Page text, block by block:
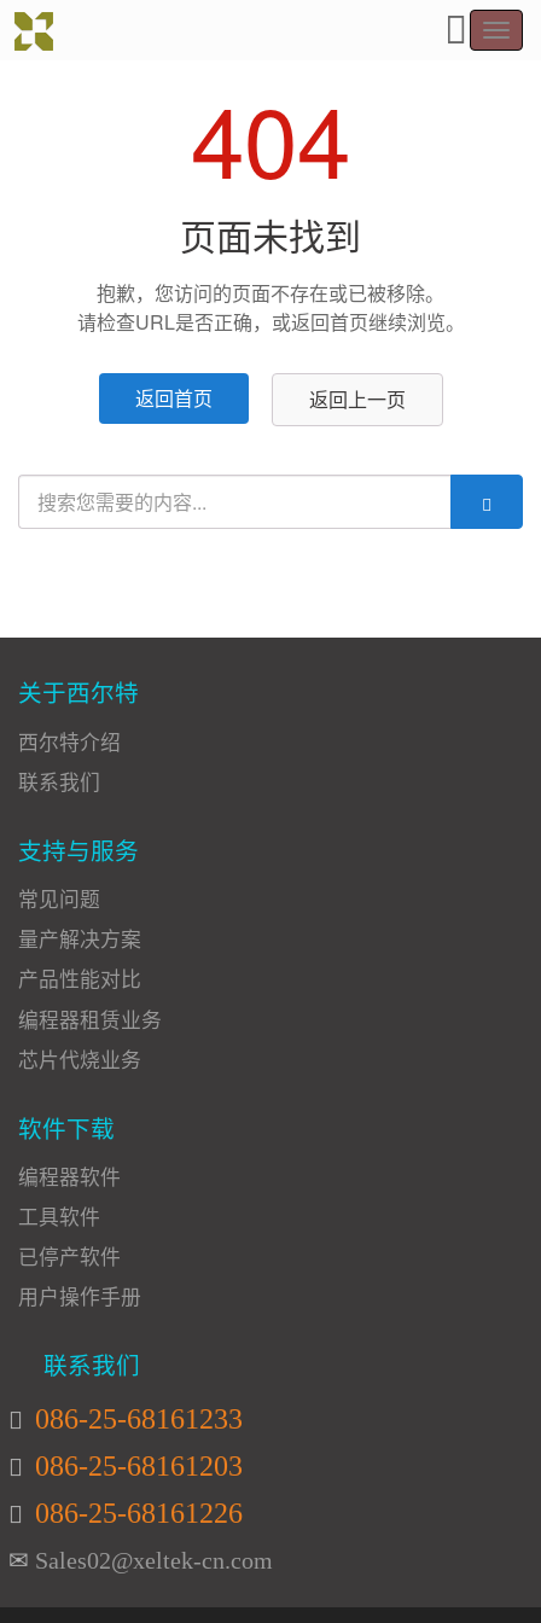
404
页面未找到
抱歉，您访问的页面不存在或已被移除。
请检查URL是否正确，或返回首页继续浏览。
返回首页 返回上一页
关于西尔特
西尔特介绍
联系我们
支持与服务
常见问题
量产解决方案
产品性能对比
编程器租赁业务
芯片代烧业务
软件下载
编程器软件
工具软件
已停产软件
用户操作手册
联系我们
086-25-68161233
086-25-68161203
086-25-68161226
Sales02@xeltek-cn.com